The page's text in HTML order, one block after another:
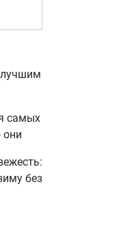
лучшим
самых
они
без